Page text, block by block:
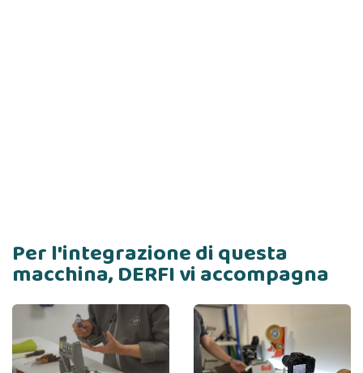
Per l'integrazione di questa
macchina, DERFI vi accompagna